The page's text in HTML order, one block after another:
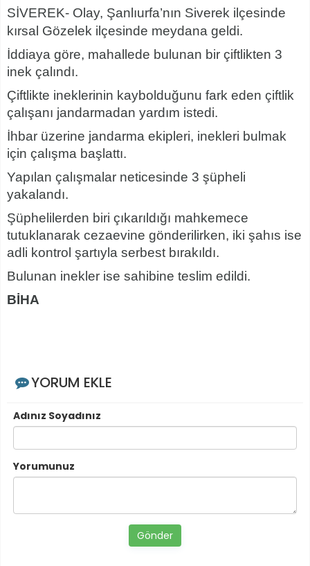
SİVEREK- Olay, Şanlıurfa’nın Siverek ilçesinde
kırsal Gözelek ilçesinde meydana geldi.
İddiaya göre, mahallede bulunan bir çiftlikten 3
inek çalındı.
Çiftlikte ineklerinin kaybolduğunu fark eden çiftlik
çalışanı jandarmadan yardım istedi.
İhbar üzerine jandarma ekipleri, inekleri bulmak
için çalışma başlattı.
Yapılan çalışmalar neticesinde 3 şüpheli
yakalandı.
Şüphelilerden biri çıkarıldığı mahkemece
tutuklanarak cezaevine gönderilirken, iki şahıs ise
adli kontrol şartıyla serbest bırakıldı.
Bulunan inekler ise sahibine teslim edildi.
BİHA
YORUM EKLE
Adınız Soyadınız
Yorumunuz
Gönder